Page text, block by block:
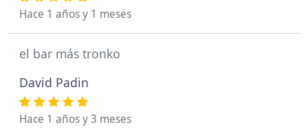
Hace 1 años y 1 meses
el bar más tronko
David Padin
Hace 1 años y 3 meses